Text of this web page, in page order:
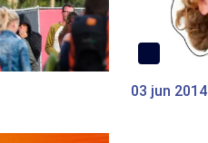
03 jun 2014